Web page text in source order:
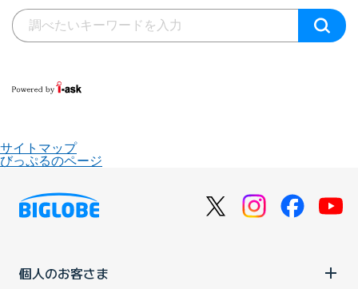
サイトマップ
びっぷるのページ
個人のお客さま